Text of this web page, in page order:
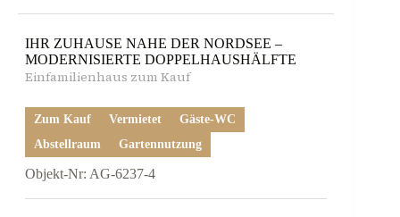
IHR ZUHAUSE NAHE DER NORDSEE –
MODERNISIERTE DOPPELHAUSHÄLFTE
Einfamilienhaus zum Kauf
Zum Kauf Vermietet
Gäste-WC
Abstellraum
Gartennutzung
Objekt-Nr: AG-6237-4